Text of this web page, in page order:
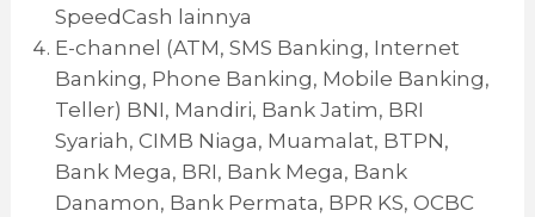
SpeedCash lainnya
E-channel (ATM, SMS Banking, Internet
Banking, Phone Banking, Mobile Banking,
Teller) BNI, Mandiri, Bank Jatim, BRI
Syariah, CIMB Niaga, Muamalat, BTPN,
Bank Mega, BRI, Bank Mega, Bank
Danamon, Bank Permata, BPR KS, OCBC